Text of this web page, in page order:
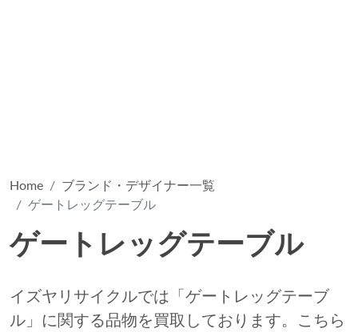
Home
ブランド・デザイナー一覧
ゲートレッグテーブル
ゲートレッグテーブル
イズヤリサイクルでは「ゲートレッグテーブ
ル」に関する品物を買取しております。こちら